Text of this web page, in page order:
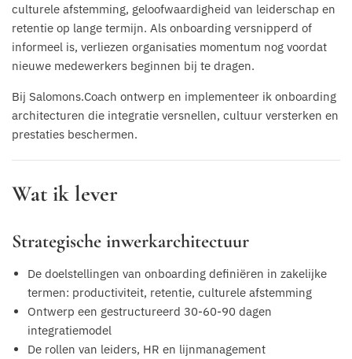
culturele afstemming, geloofwaardigheid van leiderschap en
retentie op lange termijn. Als onboarding versnipperd of
informeel is, verliezen organisaties momentum nog voordat
nieuwe medewerkers beginnen bij te dragen.
Bij Salomons.Coach ontwerp en implementeer ik onboarding
architecturen die integratie versnellen, cultuur versterken en
prestaties beschermen.
Wat ik lever
Strategische inwerkarchitectuur
De doelstellingen van onboarding definiëren in zakelijke
termen: productiviteit, retentie, culturele afstemming
Ontwerp een gestructureerd 30-60-90 dagen
integratiemodel
De rollen van leiders, HR en lijnmanagement